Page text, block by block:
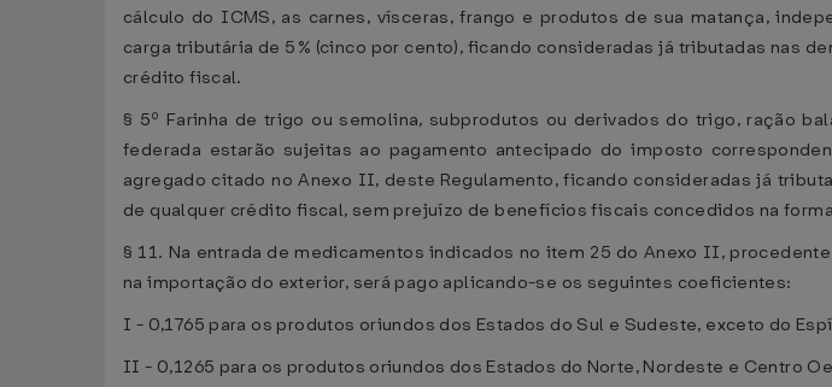
cálculo do ICMS, as carnes, vísceras, frango e produtos de sua matança,
carga tributária de 5% (cinco por cento), ficando consideradas já tributadas nas
crédito fiscal.
§ 5º Farinha de trigo ou semolina, subprodutos ou derivados do trigo, ração
federada estarão sujeitas ao pagamento antecipado do imposto
agregado citado no Anexo II, deste Regulamento, ficando consideradas já
de qualquer crédito fiscal, sem prejuízo de benefícios fiscais concedidos na
§ 11. Na entrada de medicamentos indicados no item 25 do Anexo II,
na importação do exterior, será pago aplicando-se os seguintes coeficientes:
I - 0,1765 para os produtos oriundos dos Estados do Sul e Sudeste, exceto do
II - 0,1265 para os produtos oriundos dos Estados do Norte, Nordeste e Centro